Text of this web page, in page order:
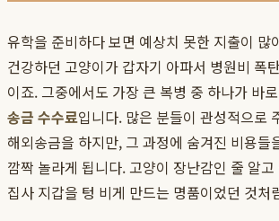
유학을 준비하다 보면 예상치 못한 지출이 많
건강하던 고양이가 갑자기 아파서 병원비 폭
이죠. 그중에서도 가장 큰 복병 중 하나가 바
송금 수수료입니다. 많은 분들이 관성적으로
해외송금을 하지만, 그 과정에 숨겨진 비용들
깜짝 놀라게 됩니다. 고양이 장난감인 줄 알
집사 지갑을 텅 비게 만드는 명품이었던 것처